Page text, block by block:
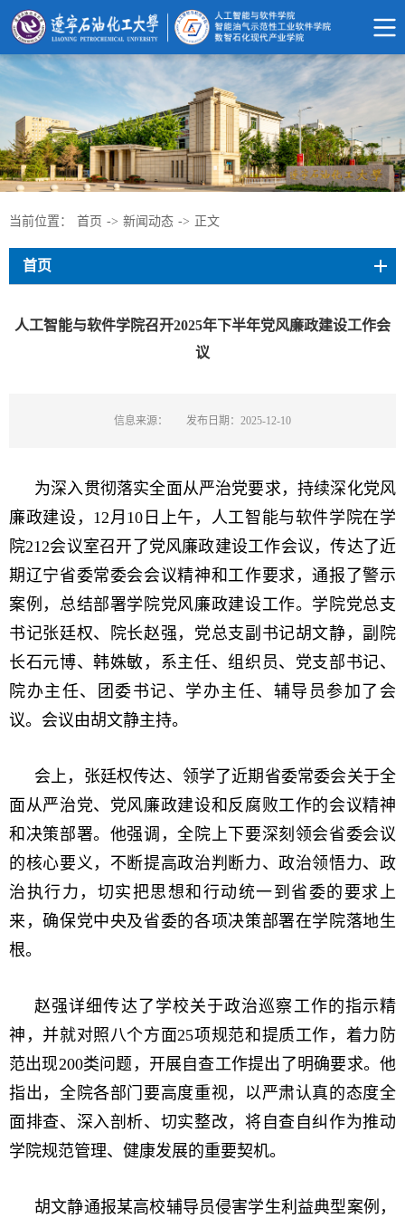
当前位置： 首页 -> 新闻动态 -> 正文
首页
人工智能与软件学院召开2025年下半年党风廉政建设工作会
议
信息来源： 发布日期：2025-12-10
为深入贯彻落实全面从严治党要求，持续深化党风
廉政建设，12月10日上午，人工智能与软件学院在学
院212会议室召开了党风廉政建设工作会议，传达了近
期辽宁省委常委会会议精神和工作要求，通报了警示
案例，总结部署学院党风廉政建设工作。学院党总支
书记张廷权、院长赵强，党总支副书记胡文静，副院
长石元博、韩姝敏，系主任、组织员、党支部书记、
院办主任、团委书记、学办主任、辅导员参加了会
议。会议由胡文静主持。
会上，张廷权传达、领学了近期省委常委会关于全
面从严治党、党风廉政建设和反腐败工作的会议精神
和决策部署。他强调，全院上下要深刻领会省委会议
的核心要义，不断提高政治判断力、政治领悟力、政
治执行力，切实把思想和行动统一到省委的要求上
来，确保党中央及省委的各项决策部署在学院落地生
根。
赵强详细传达了学校关于政治巡察工作的指示精
神，并就对照八个方面25项规范和提质工作，着力防
范出现200类问题，开展自查工作提出了明确要求。他
指出，全院各部门要高度重视，以严肃认真的态度全
面排查、深入剖析、切实整改，将自查自纠作为推动
学院规范管理、健康发展的重要契机。
胡文静通报某高校辅导员侵害学生利益典型案例，